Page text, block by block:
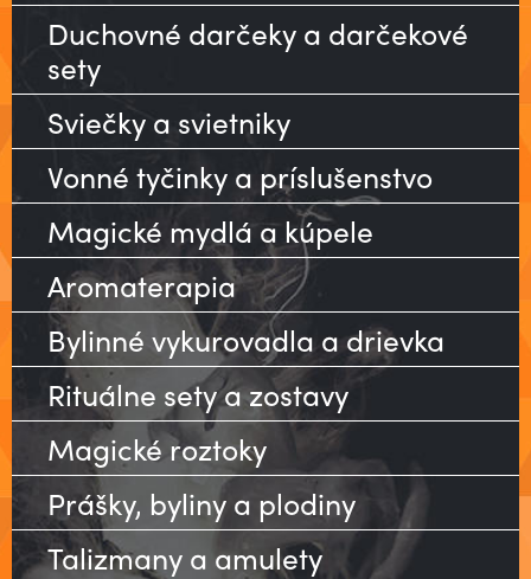
Duchovné darčeky a darčekové
sety
Sviečky a svietniky
Vonné tyčinky a príslušenstvo
Magické mydlá a kúpele
Aromaterapia
Bylinné vykurovadla a drievka
Rituálne sety a zostavy
Magické roztoky
Prášky, byliny a plodiny
Talizmany a amulety